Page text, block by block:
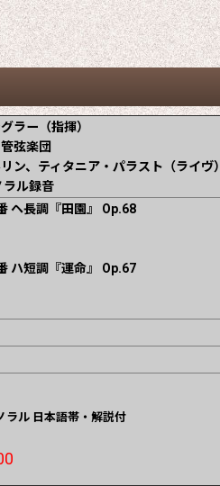
ラー（指揮）
弦楽団
ン、ティタニア・パラスト（ライヴ）
ラル録音
ヘ長調『田園』 Op.68
ハ短調『運命』 Op.67
ラル 日本語帯・解説付